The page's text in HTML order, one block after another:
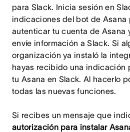
para Slack. Inicia sesión en
indicaciones del bot de Asana
autenticar tu cuenta de Asana
envíe información a Slack. Si
organización ya instaló la
hayas recibido una indicación
tu Asana en Slack. Al hacerlo
todas las nuevas funciones.
Si recibes un mensaje que
autorización para instalar